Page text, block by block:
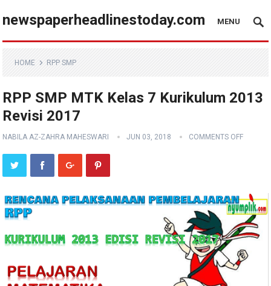
newspaperheadlinestoday.com MENU
HOME RPP SMP
RPP SMP MTK Kelas 7 Kurikulum 2013
Revisi 2017
NABILA AZ-ZAHRA MAHESWARI JUN 03, 2018 COMMENTS OFF